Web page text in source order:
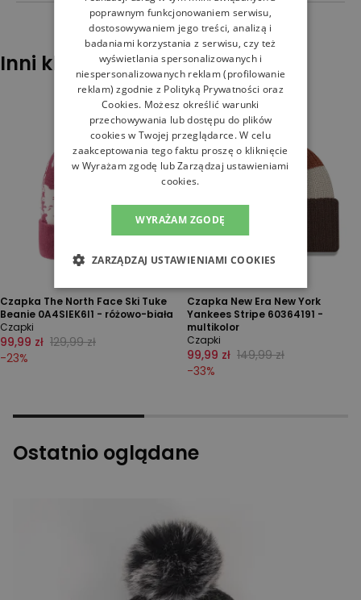
Inni klienci sprawdzali również
Czapka The North Face Ski Tuke
Beanie 0A4SIEK6I1 - różowo-biała
Czapki
99,99 zł 129,99 zł
-23%
Czapka New Era New York
Yankees Stripe 60364191 -
multikolor
Czapki
99,99 zł 149,99 zł
-33%
Ostatnio oglądane
poprawnym funkcjonowaniem serwisu,
dostosowywaniem jego treści, analizą i
badaniami korzystania z serwisu, czy też
wyświetlania spersonalizowanych i
niespersonalizowanych reklam (profilowanie
reklam) zgodnie z Polityką Prywatności oraz
Cookies. Możesz określić warunki
przechowywania lub dostępu do plików
cookies w Twojej przeglądarce. W celu
zaakceptowania tego faktu proszę o kliknięcie
w Wyrażam zgodę lub Zarządzaj ustawieniami
cookies.
WYRAŻAM ZGODĘ
ZARZĄDZAJ USTAWIENIAMI COOKIES